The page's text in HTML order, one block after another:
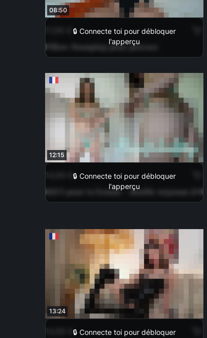
08:50
🔒 Connecte toi pour débloquer
l'apperçu
11,99 €
Pillow Humping pour précoce
12:15
🔒 Connecte toi pour débloquer
l'apperçu
14,99 €
RIEN pour ta femme - double orgasme JOI
13:24
🔒 Connecte toi pour débloquer
14,99 €